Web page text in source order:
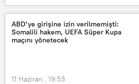
Real Madrid
Portekiz
Portekiz milli futbol takımı
Maç
Futbol
Futbol maçı
ABD'ye girişine izin verilmemişti:
Somalili hakem, UEFA Süper Kupa
maçını yönetecek
11 Haziran , 19:53